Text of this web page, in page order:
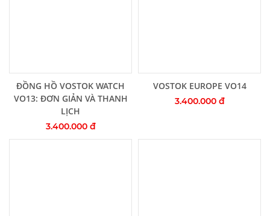
Thêm vào giỏ hàng
ĐỒNG HỒ VOSTOK WATCH
VO13: ĐƠN GIẢN VÀ THANH
LỊCH
3.400.000 đ
Thêm vào giỏ hàng
VOSTOK EUROPE VO14
3.400.000 đ